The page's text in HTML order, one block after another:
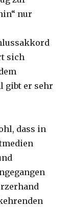
nur
sich
gibt er sehr
dass in